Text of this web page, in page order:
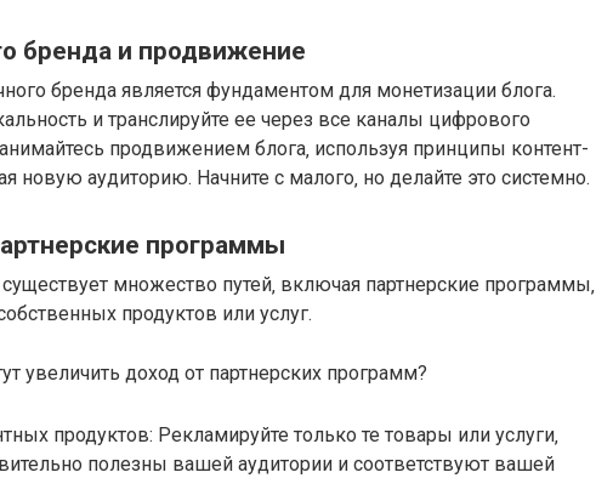
бренда и продвижение
бренда является фундаментом для монетизации блога.
и транслируйте ее через все каналы цифрового
продвижением блога‚ используя принципы контент-
новую аудиторию. Начните с малого‚ но делайте это системно.
программы
множество путей‚ включая партнерские программы‚
продуктов или услуг.
увеличить доход от партнерских программ?
продуктов: Рекламируйте только те товары или услуги‚
полезны вашей аудитории и соответствуют вашей